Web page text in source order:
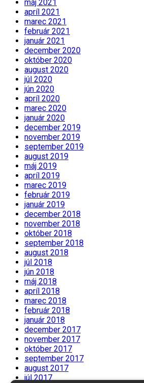
máj 2021
apríl 2021
marec 2021
február 2021
január 2021
december 2020
október 2020
august 2020
júl 2020
jún 2020
apríl 2020
marec 2020
január 2020
december 2019
november 2019
september 2019
august 2019
máj 2019
apríl 2019
marec 2019
február 2019
január 2019
december 2018
november 2018
október 2018
september 2018
august 2018
júl 2018
jún 2018
máj 2018
apríl 2018
marec 2018
február 2018
január 2018
december 2017
november 2017
október 2017
september 2017
august 2017
júl 2017